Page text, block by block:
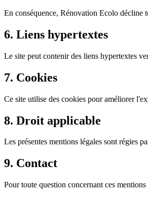
En conséquence, Rénovation Ecolo décline
6. Liens hypertextes
Le site peut contenir des liens hypertextes
7. Cookies
Ce site utilise des cookies pour améliorer
8. Droit applicable
Les présentes mentions légales sont régies
9. Contact
Pour toute question concernant ces